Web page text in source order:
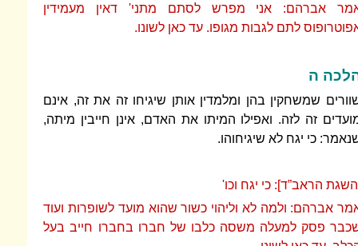
אברהם: אני מפרש לסתם מתני' דאין מעמידין
לתם לגבות מגופו. עד כאן לשונו.
ה
שמשחקין בהן ומלמדין אותן שיגיחו זה את זה, אינם
זה לזה. ואפילו המיתו את האדם, אינן חייבין מיתה,
כי יגח לא שיגיחוהו.
הראב”ד]: כי יגח וכו'
אברהם: ולמה לא וליהוי כשור שהוא מועד לשופרות ועוד
פסק למעלה משסה כלבו של חברו בחברו חייב בעל